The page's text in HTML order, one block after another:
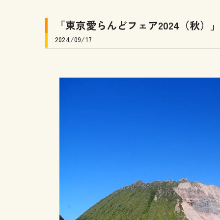
情報
「東京愛らんどフェア2024（秋）
2024/09/17